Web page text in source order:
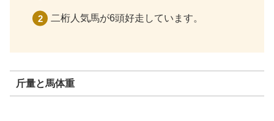
二桁人気馬が6頭好走しています。
斤量と馬体重